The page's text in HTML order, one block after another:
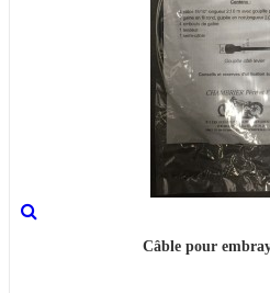
Câble pour